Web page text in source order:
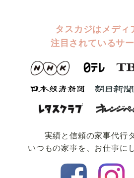
タスカジはメディ
注目されているサ
実績と信頼の家事代⾏
いつもの家事を、お仕事に